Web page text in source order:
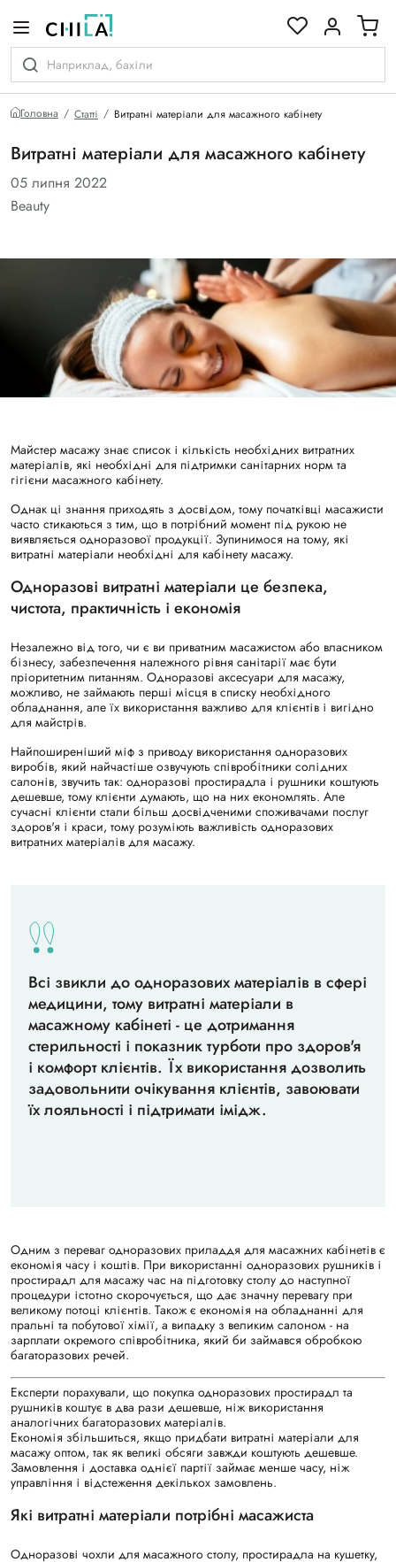
Головна Статті Витратні матеріали для масажного кабінету
Витратні матеріали для масажного кабінету
05 липня 2022
Beauty
Майстер масажу знає список і кількість необхідних витратних
матеріалів, які необхідні для підтримки санітарних норм та
гігієни масажного кабінету.
Однак ці знання приходять з досвідом, тому початківці масажисти
часто стикаються з тим, що в потрібний момент під рукою не
виявляється одноразової продукції. Зупинимося на тому, які
витратні матеріали необхідні для кабінету масажу.
Одноразові витратні матеріали це безпека,
чистота, практичність і економія
Незалежно від того, чи є ви приватним масажистом або власником
бізнесу, забезпечення належного рівня санітарії має бути
пріоритетним питанням. Одноразові аксесуари для масажу,
можливо, не займають перші місця в списку необхідного
обладнання, але їх використання важливо для клієнтів і вигідно
для майстрів.
Найпоширеніший міф з приводу використання одноразових
виробів, який найчастіше озвучують співробітники солідних
салонів, звучить так: одноразові простирадла і рушники коштують
дешевше, тому клієнти думають, що на них економлять. Але
сучасні клієнти стали більш досвідченими споживачами послуг
здоров'я і краси, тому розуміють важливість одноразових
витратних матеріалів для масажу.
Всі звикли до одноразових матеріалів в сфері
медицини, тому витратні матеріали в
масажному кабінеті - це дотримання
стерильності і показник турботи про здоров'я
і комфорт клієнтів. Їх використання дозволить
задовольнити очікування клієнтів, завоювати
їх лояльності і підтримати імідж.
Одним з переваг одноразових приладдя для масажних кабінетів є
економія часу і коштів. При використанні одноразових рушників і
простирадл для масажу час на підготовку столу до наступної
процедури істотно скорочується, що дає значну перевагу при
великому потоці клієнтів. Також є економія на обладнанні для
пральні та побутової хімії, а випадку з великим салоном - на
зарплати окремого співробітника, який би займався обробкою
багаторазових речей.
Експерти порахували, що покупка одноразових простирадл та
рушників коштує в два рази дешевше, ніж використання
аналогічних багаторазових матеріалів.
Економія збільшиться, якщо придбати витратні матеріали для
масажу оптом, так як великі обсяги завжди коштують дешевше.
Замовлення і доставка однієї партії займає менше часу, ніж
управління і відстеження декількох замовлень.
Які витратні матеріали потрібні масажиста
Одноразові чохли для масажного столу, простирадла на кушетку,
гамі